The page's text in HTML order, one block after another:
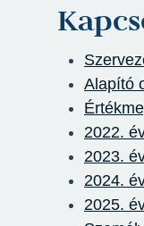
Alapító
2022.
2023.
2024.
2025.